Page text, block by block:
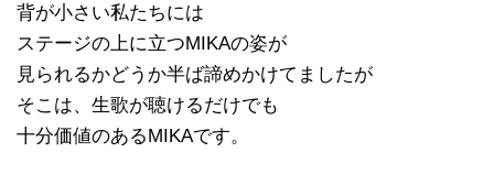
背が小さい私たちには
ステージの上に立つMIKAの姿が
見られるかどうか半ば諦めかけてましたが
そこは、生歌が聴けるだけでも
十分価値のあるMIKAです。